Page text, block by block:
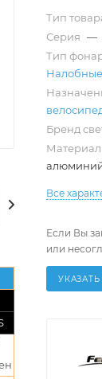
ВЫДАЧИ
Тип
Серия —
Тип
Налобные
Бренд
Материал
Все
Если Вы
или